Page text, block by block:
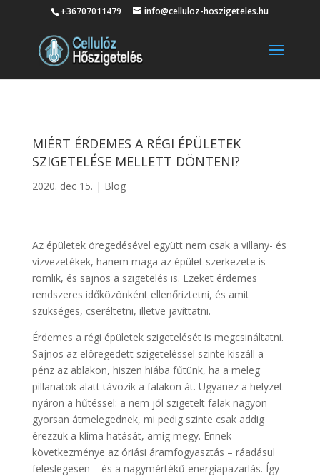
+36707011479 info@celluloz-hoszigeteles.hu
MIÉRT ÉRDEMES A RÉGI ÉPÜLETEK
SZIGETELÉSE MELLETT DÖNTENI?
2020. dec 15. | Blog
Az épületek öregedésével együtt nem csak a villany- és
vízvezetékek, hanem maga az épület szerkezete is
romlik, és sajnos a szigetelés is. Ezeket érdemes
rendszeres időközönként ellenőriztetni, és amit
szükséges, cseréltetni, illetve javíttatni.
Érdemes a régi épületek szigetelésétis megcsináltatni.
Sajnos az elöregedett szigeteléssel szinte kiszáll a
pénz az ablakon, hiszen hiába fűtünk, ha a meleg
pillanatok alatt távozik a falakon át. Ugyanez a helyzet
nyáron a hűtéssel: a nem jól szigetelt falak nagyon
gyorsan átmelegednek, mi pedig szinte csak addig
érezzük a klíma hatását, amíg megy. Ennek
következménye az óriási áramfogyasztás – ráadásul
feleslegesen – és a nagymértékű energiapazarlás. Így